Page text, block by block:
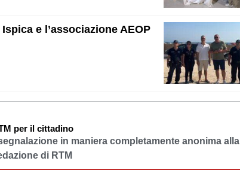
e l’associazione AEOP
per il cittadino
in maniera completamente anonima alla
di RTM